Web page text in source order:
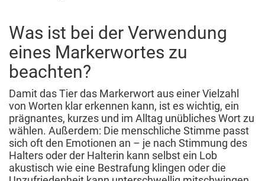
Was ist bei der Verwendung
eines Markerwortes zu
beachten?
Damit das Tier das Markerwort aus einer Vielzahl
von Worten klar erkennen kann, ist es wichtig, ein
prägnantes, kurzes und im Alltag unübliches Wort zu
wählen. Außerdem: Die menschliche Stimme passt
sich oft den Emotionen an – je nach Stimmung des
Halters oder der Halterin kann selbst ein Lob
akustisch wie eine Bestrafung klingen oder die